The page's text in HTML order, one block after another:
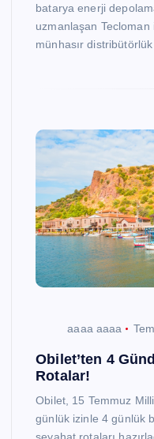
batarya enerji
uzmanlaşan Tecloman
münhasır
aaaa aaaa
Obilet’ten 4
Rotalar!
Obilet, 15 Temmuz
günlük izinle 4 günlük